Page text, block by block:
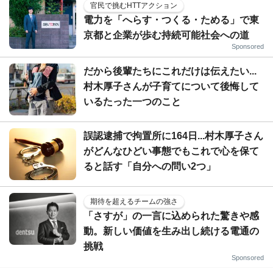
官民で挑むHTTアクション
電力を「へらす・つくる・ためる」で東
京都と企業が歩む持続可能社会への道
Sponsored
だから後輩たちにこれだけは伝えたい...
村木厚子さんが子育てについて後悔して
いるたった一つのこと
誤認逮捕で拘置所に164日...村木厚子さん
がどんなひどい事態でもこれで心を保て
ると話す「自分への問い2つ」
期待を超えるチームの強さ
「さすが」の一言に込められた驚きや感
動。新しい価値を生み出し続ける電通の
挑戦
Sponsored